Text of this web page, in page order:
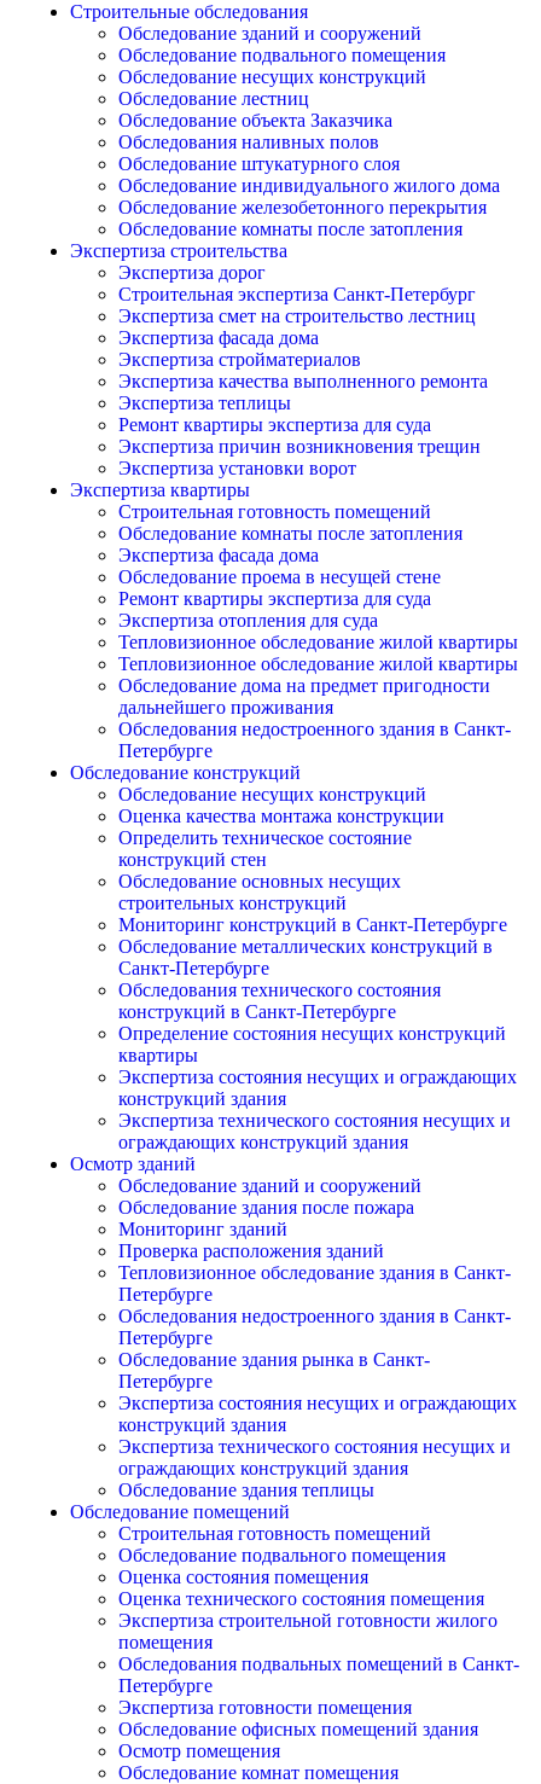
Строительные обследования
Обследование зданий и сооружений
Обследование подвального помещения
Обследование несущих конструкций
Обследование лестниц
Обследование объекта Заказчика
Обследования наливных полов
Обследование штукатурного слоя
Обследование индивидуального жилого дома
Обследование железобетонного перекрытия
Обследование комнаты после затопления
Экспертиза строительства
Экспертиза дорог
Строительная экспертиза Санкт-Петербург
Экспертиза смет на строительство лестниц
Экспертиза фасада дома
Экспертиза стройматериалов
Экспертиза качества выполненного ремонта
Экспертиза теплицы
Ремонт квартиры экспертиза для суда
Экспертиза причин возникновения трещин
Экспертиза установки ворот
Экспертиза квартиры
Строительная готовность помещений
Обследование комнаты после затопления
Экспертиза фасада дома
Обследование проема в несущей стене
Ремонт квартиры экспертиза для суда
Экспертиза отопления для суда
Тепловизионное обследование жилой квартиры
Тепловизионное обследование жилой квартиры
Обследование дома на предмет пригодности
дальнейшего проживания
Обследования недостроенного здания в Санкт-
Петербурге
Обследование конструкций
Обследование несущих конструкций
Оценка качества монтажа конструкции
Определить техническое состояние
конструкций стен
Обследование основных несущих
строительных конструкций
Мониторинг конструкций в Санкт-Петербурге
Обследование металлических конструкций в
Санкт-Петербурге
Обследования технического состояния
конструкций в Санкт-Петербурге
Определение состояния несущих конструкций
квартиры
Экспертиза состояния несущих и ограждающих
конструкций здания
Экспертиза технического состояния несущих и
ограждающих конструкций здания
Осмотр зданий
Обследование зданий и сооружений
Обследование здания после пожара
Мониторинг зданий
Проверка расположения зданий
Тепловизионное обследование здания в Санкт-
Петербурге
Обследования недостроенного здания в Санкт-
Петербурге
Обследование здания рынка в Санкт-
Петербурге
Экспертиза состояния несущих и ограждающих
конструкций здания
Экспертиза технического состояния несущих и
ограждающих конструкций здания
Обследование здания теплицы
Обследование помещений
Строительная готовность помещений
Обследование подвального помещения
Оценка состояния помещения
Оценка технического состояния помещения
Экспертиза строительной готовности жилого
помещения
Обследования подвальных помещений в Санкт-
Петербурге
Экспертиза готовности помещения
Обследование офисных помещений здания
Осмотр помещения
Обследование комнат помещения